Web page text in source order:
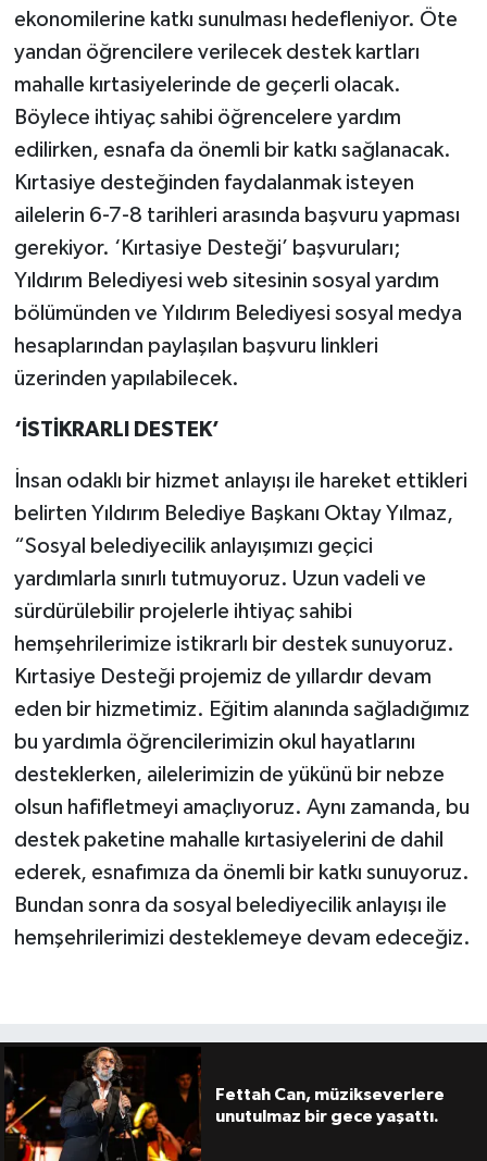
ekonomilerine katkı sunulması hedefleniyor. Öte
yandan öğrencilere verilecek destek kartları
mahalle kırtasiyelerinde de geçerli olacak.
Böylece ihtiyaç sahibi öğrencelere yardım
edilirken, esnafa da önemli bir katkı sağlanacak.
Kırtasiye desteğinden faydalanmak isteyen
ailelerin 6-7-8 tarihleri arasında başvuru yapması
gerekiyor. ‘Kırtasiye Desteği’ başvuruları;
Yıldırım Belediyesi web sitesinin sosyal yardım
bölümünden ve Yıldırım Belediyesi sosyal medya
hesaplarından paylaşılan başvuru linkleri
üzerinden yapılabilecek.
‘İSTİKRARLI DESTEK’
İnsan odaklı bir hizmet anlayışı ile hareket ettikleri
belirten Yıldırım Belediye Başkanı Oktay Yılmaz,
“Sosyal belediyecilik anlayışımızı geçici
yardımlarla sınırlı tutmuyoruz. Uzun vadeli ve
sürdürülebilir projelerle ihtiyaç sahibi
hemşehrilerimize istikrarlı bir destek sunuyoruz.
Kırtasiye Desteği projemiz de yıllardır devam
eden bir hizmetimiz. Eğitim alanında sağladığımız
bu yardımla öğrencilerimizin okul hayatlarını
desteklerken, ailelerimizin de yükünü bir nebze
olsun hafifletmeyi amaçlıyoruz. Aynı zamanda, bu
destek paketine mahalle kırtasiyelerini de dahil
ederek, esnafımıza da önemli bir katkı sunuyoruz.
Bundan sonra da sosyal belediyecilik anlayışı ile
hemşehrilerimizi desteklemeye devam edeceğiz.
Fettah Can, müzikseverlere
unutulmaz bir gece yaşattı.